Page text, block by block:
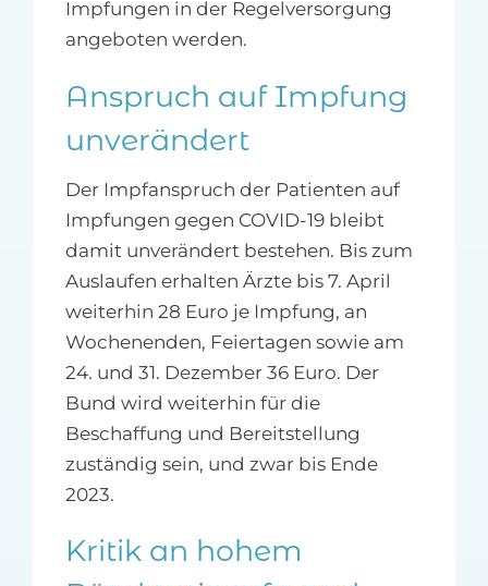
Impfungen in der Regelversorgung
angeboten werden.
Anspruch auf Impfung
unverändert
Der Impfanspruch der Patienten auf
Impfungen gegen COVID-19 bleibt
damit unverändert bestehen. Bis zum
Auslaufen erhalten Ärzte bis 7. April
weiterhin 28 Euro je Impfung, an
Wochenenden, Feiertagen sowie am
24. und 31. Dezember 36 Euro. Der
Bund wird weiterhin für die
Beschaffung und Bereitstellung
zuständig sein, und zwar bis Ende
2023.
Kritik an hohem